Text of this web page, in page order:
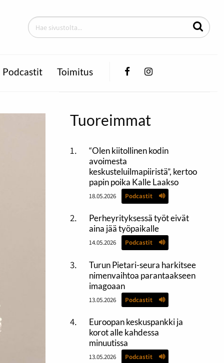
Podcastit Toimitus FacebookInstagram
Tuoreimmat
“Olen kiitollinen kodin
avoimesta
keskusteluilmapiiristä”, kertoo
papin poika Kalle Laakso
18.05.2026 Podcastit
Perheyrityksessä työt eivät
aina jää työpaikalle
14.05.2026 Podcastit
Turun Pietari-seura harkitsee
nimenvaihtoa parantaakseen
imagoaan
13.05.2026 Podcastit
Euroopan keskuspankki ja
korot alle kahdessa
minuutissa
13.05.2026 Podcastit